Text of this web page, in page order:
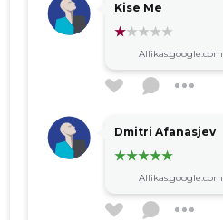
Kise Me
Allikas:google.com
Dmitri Afanasjev
Allikas:google.com